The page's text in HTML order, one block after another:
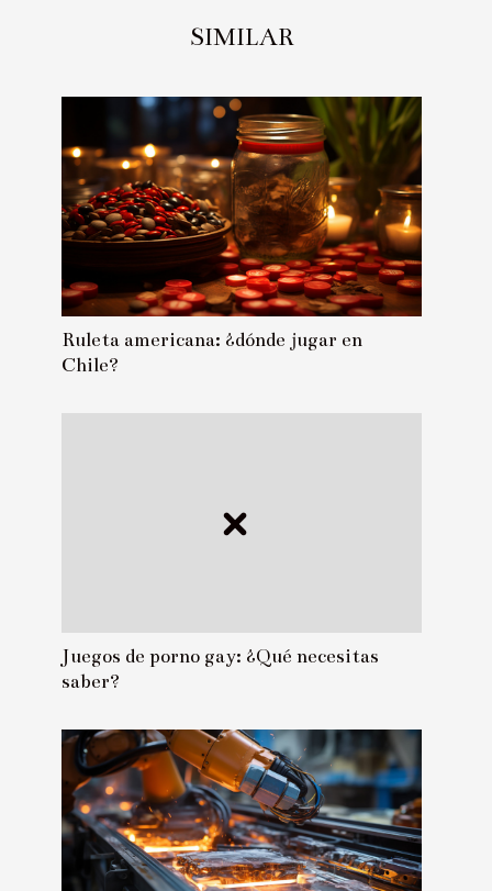
SIMILAR
Ruleta americana: ¿dónde jugar en
Chile?
Juegos de porno gay: ¿Qué necesitas
saber?